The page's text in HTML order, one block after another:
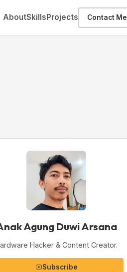
AboutSkillsProjects Contact Me
Agung Duwi Arsana
Hacker & Content Creator.
Subscribe